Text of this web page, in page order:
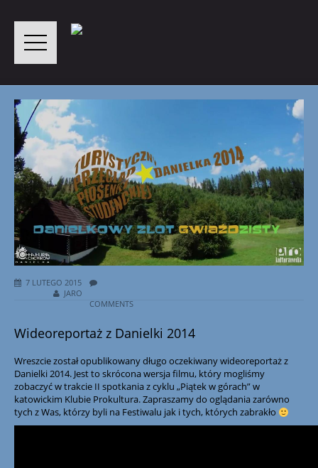
7 LUTEGO 2015
COMMENTS
JARO
Wideoreportaż z Danielki 2014
Wreszcie został opublikowany długo oczekiwany wideoreportaż z
Danielki 2014. Jest to skrócona wersja filmu, który mogliśmy
zobaczyć w trakcie II spotkania z cyklu „Piątek w górach” w
katowickim Klubie Prokultura. Zapraszamy do oglądania zarówno
tych z Was, którzy byli na Festiwalu jak i tych, których zabrakło